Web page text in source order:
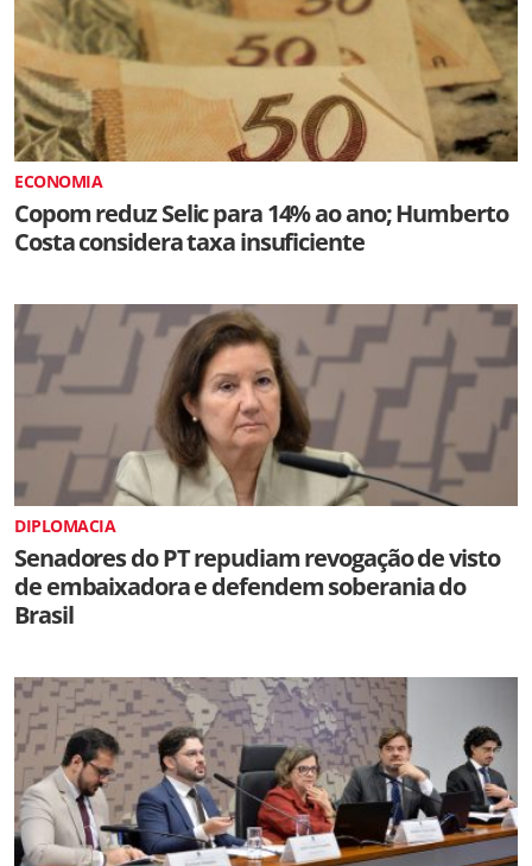
ECONOMIA
Copom reduz Selic para 14% ao ano; Humberto
Costa considera taxa insuficiente
DIPLOMACIA
Senadores do PT repudiam revogação de visto
de embaixadora e defendem soberania do
Brasil